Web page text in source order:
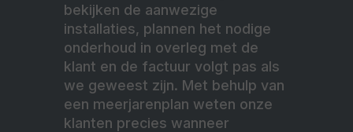
bekijken de aanwezige
installaties, plannen het nodige
onderhoud in overleg met de
klant en de factuur volgt pas als
we geweest zijn. Met behulp van
een meerjarenplan weten onze
klanten precies wanneer